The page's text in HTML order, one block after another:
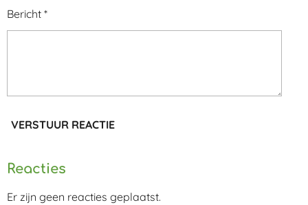
Bericht *
VERSTUUR REACTIE
Reacties
Er zijn geen reacties geplaatst.